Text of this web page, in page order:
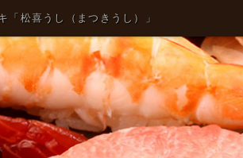
松喜うし（まつきうし）」